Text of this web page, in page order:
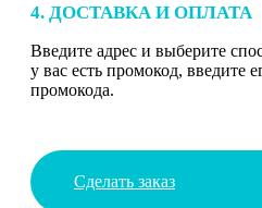
4. ДОСТАВКА И ОПЛАТА
Введите адрес и выберите
у вас есть промокод, введите
промокода.
Сделать заказ